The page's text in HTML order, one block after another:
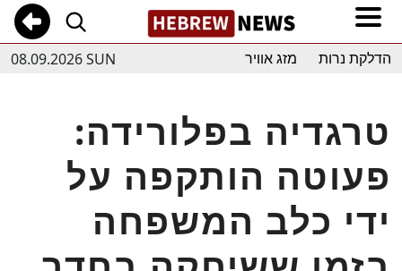
08.09.2026 SUN הדלקת נרות מזג אוויר
טרגדיה בפלורידה:
פעוטה הותקפה על
ידי כלב המשפחה